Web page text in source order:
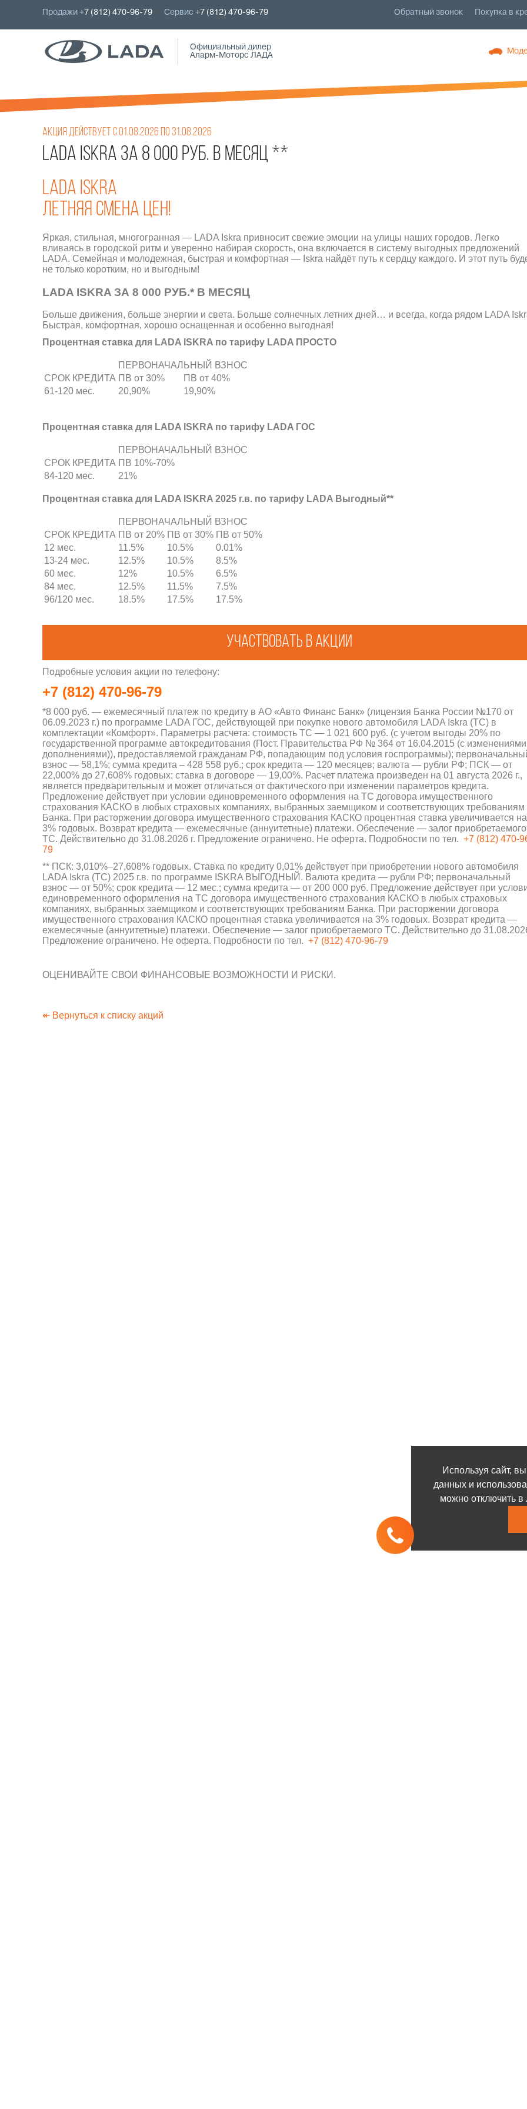
Покупка в
Обратный звонок
Продажи +7 (812) 470-96-79 Сервис +7 (812) 470-96-79
Официальный дилер
Аларм-Моторс ЛАДА
Акция действует с 01.08.2026 по 31.08.2026
LADA ISKRA ЗА 8 000 РУБ. В МЕСЯЦ **
LADA ISKRA
ЛЕТНЯЯ СМЕНА ЦЕН!
Яркая, стильная, многогранная — LADA Iskra привносит свежие эмоции на улицы наших городов. Легко
вливаясь в городской ритм и уверенно набирая скорость, она включается в систему выгодных предложений
LADA. Семейная и молодежная, быстрая и комфортная — Iskra найдёт путь к сердцу каждого. И этот путь
не только коротким, но и выгодным!
LADA ISKRA ЗА 8 000 РУБ.* В МЕСЯЦ
Больше движения, больше энергии и света. Больше солнечных летних дней… и всегда, когда рядом LADA
Быстрая, комфортная, хорошо оснащенная и особенно выгодная!
Процентная ставка для LADA ISKRA по тарифу LADA ПРОСТО
ПЕРВОНАЧАЛЬНЫЙ ВЗНОС
СРОК КРЕДИТА ПВ от 30%
ПВ от 40%
61-120 мес.
20,90% 19,90%
Процентная ставка для LADA ISKRA по тарифу LADA ГОС
ПЕРВОНАЧАЛЬНЫЙ ВЗНОС
СРОК КРЕДИТА ПВ 10%-70%
84-120 мес.
21%
Процентная ставка для LADA ISKRA 2025 г.в. по тарифу LADA Выгодный**
ПЕРВОНАЧАЛЬНЫЙ ВЗНОС
СРОК КРЕДИТА ПВ от 20% ПВ от 30% ПВ от 50%
12 мес.
11.5% 10.5%
0.01%
13-24 мес.
12.5% 10.5%
8.5%
60 мес.
12% 10.5%
6.5%
84 мес.
12.5% 11.5%
7.5%
96/120 мес.
18.5% 17.5% 17.5%
Участвовать в акции
Подробные условия акции по телефону:
+7 (812) 470-96-79
*8 000 руб. — ежемесячный платеж по кредиту в АО «Авто Финанс Банк» (лицензия Банка России №170 от
06.09.2023 г.) по программе LADA ГОС, действующей при покупке нового автомобиля LADA Iskra (ТС) в
комплектации «Комфорт». Параметры расчета: стоимость ТС — 1 021 600 руб. (с учетом выгоды 20% по
государственной программе автокредитования (Пост. Правительства РФ № 364 от 16.04.2015 (с
дополнениями)), предоставляемой гражданам РФ, попадающим под условия госпрограммы);
взнос — 58,1%; сумма кредита – 428 558 руб.; срок кредита — 120 месяцев; валюта — рубли РФ; ПСК — от
22,000% до 27,608% годовых; ставка в договоре — 19,00%. Расчет платежа произведен на 01 августа 2026 г.,
является предварительным и может отличаться от фактического при изменении параметров кредита.
Предложение действует при условии единовременного оформления на ТС договора имущественного
страхования КАСКО в любых страховых компаниях, выбранных заемщиком и соответствующих требованиям
Банка. При расторжении договора имущественного страхования КАСКО процентная ставка увеличивается на
3% годовых. Возврат кредита — ежемесячные (аннуитетные) платежи. Обеспечение — залог приобретаемого
ТС. Действительно до 31.08.2026 г. Предложение ограничено. Не оферта. Подробности по тел. +7 (812) 470-
79
** ПСК: 3,010%–27,608% годовых. Ставка по кредиту 0,01% действует при приобретении нового автомобиля
LADA Iskra (ТС) 2025 г.в. по программе ISKRA ВЫГОДНЫЙ. Валюта кредита — рубли РФ; первоначальный
взнос — от 50%; срок кредита — 12 мес.; сумма кредита — от 200 000 руб. Предложение действует при
единовременного оформления на ТС договора имущественного страхования КАСКО в любых страховых
компаниях, выбранных заемщиком и соответствующих требованиям Банка. При расторжении договора
имущественного страхования КАСКО процентная ставка увеличивается на 3% годовых. Возврат кредита —
ежемесячные (аннуитетные) платежи. Обеспечение — залог приобретаемого ТС. Действительно до
Предложение ограничено. Не оферта. Подробности по тел. +7 (812) 470-96-79
ОЦЕНИВАЙТЕ СВОИ ФИНАНСОВЫЕ ВОЗМОЖНОСТИ И РИСКИ.
↞ Вернуться к списку акций
Используя сайт,
данных и
можно отключить в